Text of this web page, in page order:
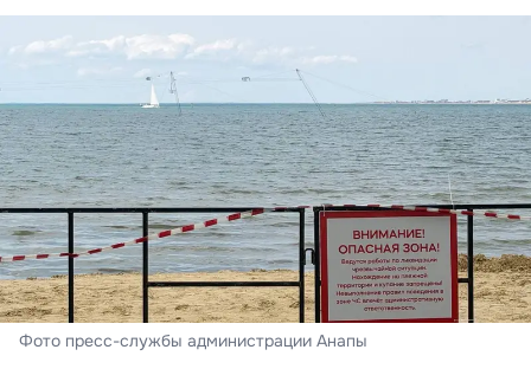
Фото пресс-службы администрации Анапы